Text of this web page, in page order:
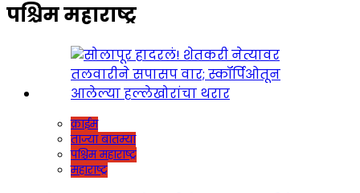
पश्चिम महाराष्ट्र
क्राईम
ताज्या बातम्या
पश्चिम महाराष्ट्र
महाराष्ट्र